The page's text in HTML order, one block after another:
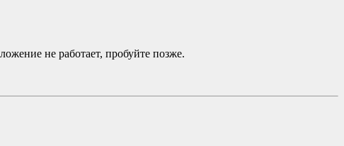
не работает, пробуйте позже.